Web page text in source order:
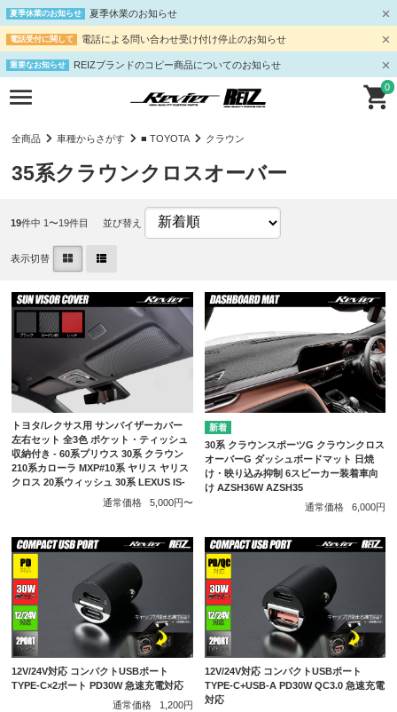
夏季休業のお知らせ 夏季休業のお知らせ
電話受付に関して 電話による問い合わせ受け付け停止のお知らせ
重要なお知らせ REIZブランドのコピー商品についてのお知らせ
0
全商品 車種からさがす ■ TOYOTA クラウン
35系クラウンクロスオーバー
19件中 1〜19件目 並び替え
表示切替
トヨタ/レクサス用 サンバイザーカバー
左右セット 全3色 ポケット・ティッシュ
収納付き - 60系プリウス 30系 クラウン
210系カローラ MXP#10系 ヤリス ヤリス
クロス 20系ウィッシュ 30系 LEXUS IS-
通常価格
5,000円〜
30系 クラウンスポーツG クラウンクロス
オーバーG ダッシュボードマット 日焼
け・映り込み抑制 6スピーカー装着車向
け AZSH36W AZSH35
通常価格
6,000円
12V/24V対応 コンパクトUSBポート
TYPE-C×2ポート PD30W 急速充電対応
通常価格
1,200円
12V/24V対応 コンパクトUSBポート
TYPE-C+USB-A PD30W QC3.0 急速充電
対応